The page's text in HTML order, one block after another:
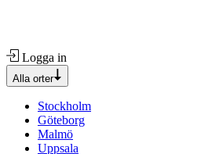
Logga in
Alla orter
Stockholm
Göteborg
Malmö
Uppsala